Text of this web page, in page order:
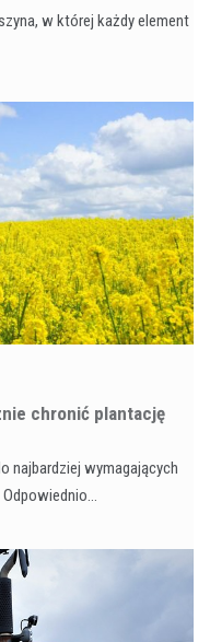
w której każdy element
chronić plantację
najbardziej wymagających